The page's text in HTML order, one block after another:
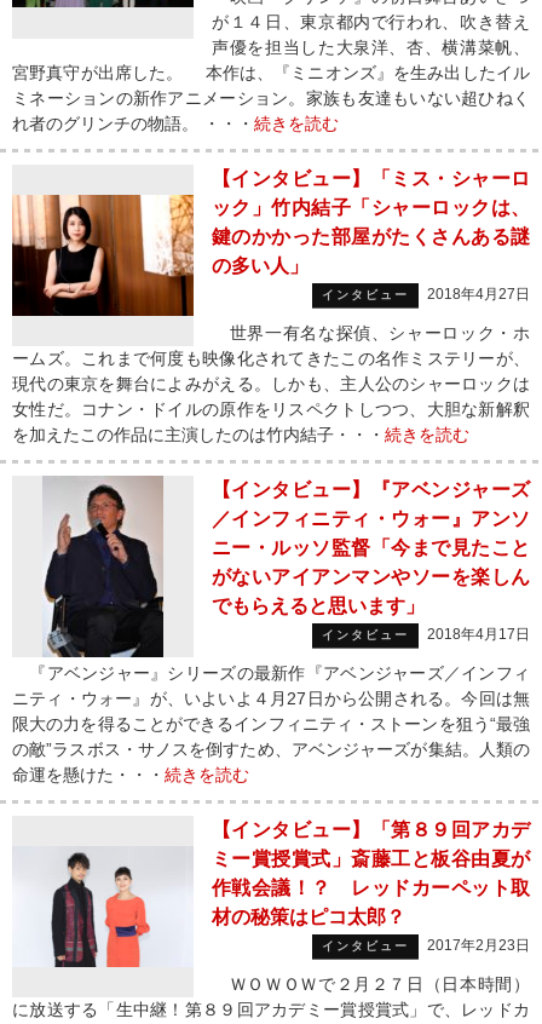
が１４日、東京都内で行われ、吹き替え
声優を担当した大泉洋、杏、横溝菜帆、
宮野真守が出席した。 本作は、『ミニオンズ』を生み出したイル
ミネーションの新作アニメーション。家族も友達もいない超ひねく
れ者のグリンチの物語。 ・・・ 続きを読む
【インタビュー】「ミス・シャーロ
ック」竹内結子「シャーロックは、
鍵のかかった部屋がたくさんある謎
の多い人」
インタビュー 2018年4月27日
世界一有名な探偵、シャーロック・ホ
ームズ。これまで何度も映像化されてきたこの名作ミステリーが、
現代の東京を舞台によみがえる。しかも、主人公のシャーロックは
女性だ。コナン・ドイルの原作をリスペクトしつつ、大胆な新解釈
を加えたこの作品に主演したのは竹内結子・・・ 続きを読む
【インタビュー】『アベンジャーズ
／インフィニティ・ウォー』アンソ
ニー・ルッソ監督「今まで見たこと
がないアイアンマンやソーを楽しん
でもらえると思います」
インタビュー 2018年4月17日
『アベンジャー』シリーズの最新作『アベンジャーズ／インフィ
ニティ・ウォー』が、いよいよ４月27日から公開される。今回は無
限大の力を得ることができるインフィニティ・ストーンを狙う“最強
の敵”ラスボス・サノスを倒すため、アベンジャーズが集結。人類の
命運を懸けた・・・ 続きを読む
【インタビュー】「第８９回アカデ
ミー賞授賞式」斎藤工と板谷由夏が
作戦会議！？ レッドカーペット取
材の秘策はピコ太郎？
インタビュー 2017年2月23日
ＷＯＷＯＷで２月２７日（日本時間）
に放送する「生中継！第８９回アカデミー賞授賞式」で、レッドカ